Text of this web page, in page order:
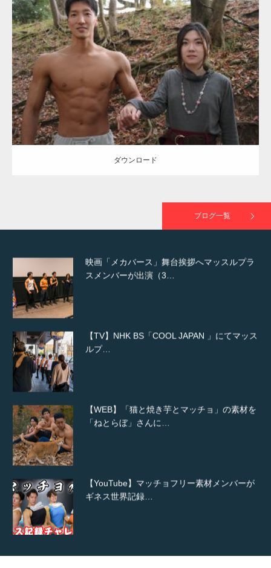
Update:2021.07.8
Category:公園のマッチョ その他 AKIHITO(細マッチョ) 大胸筋 腹筋
ダウンロード
ダウンロード
ブログ一覧
TOKYO FMラジオ番組「ONE MORNING」
で紹介さ…
NHK「所さん！事件ですよ」に取材されまし
た（6/8放送）
映画「メカバース」舞台挨拶へマッスルプラ
スメンバーが出演（3…
【TV】NHK BS「COOL JAPAN 」にてマッス
ルプ…
【WEB】「猫と焼き芋とマッチョ」の素材を
「ねとらぼ」さんに…
【YouTube】マッチョフリー素材メンバーが
ギネス世界記録…
【TV】TBS番組「ひるおび」にてマッスルプ